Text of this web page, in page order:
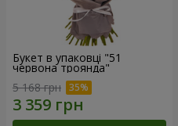
Букет в упаковці "51
червона троянда"
5 168 грн